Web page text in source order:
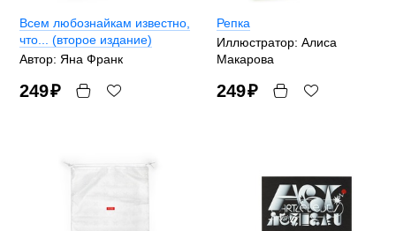
Всем любознайкам известно,
что... (второе издание)
Автор: Яна Франк
249₽
Репка
Иллюстратор: Алиса
Макарова
249₽